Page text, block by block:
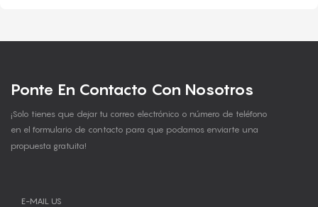
Ponte En Contacto Con Nosotros
¡Solo tienes que dejar tu correo electrónico o número de teléfono
en el formulario de contacto para que podamos enviarte una
propuesta gratuita!
E-MAIL US